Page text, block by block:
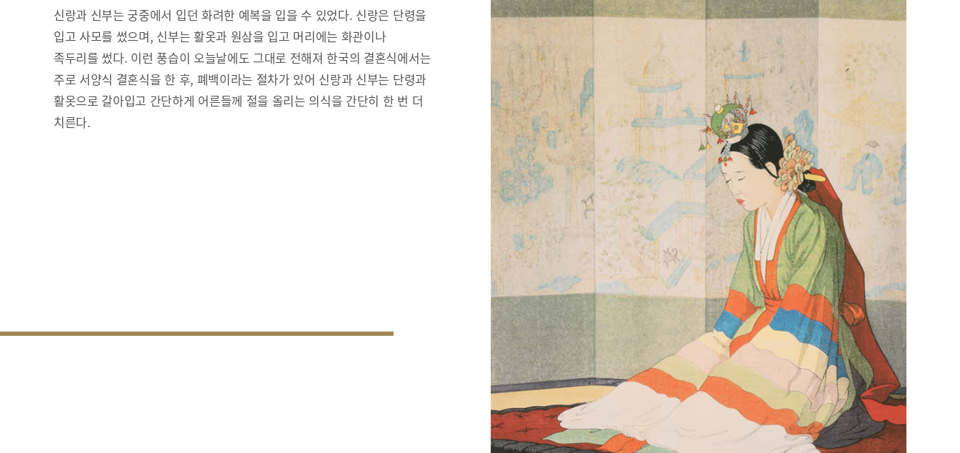
신랑과 신부는 궁중에서 입던 화려한 예복을 입을 수 있었다. 신랑은 단령을
입고 사모를 썼으며, 신부는 활옷과 원삼을 입고 머리에는 화관이나
족두리를 썼다. 이런 풍습이 오늘날에도 그대로 전해져 한국의 결혼식에서는
주로 서양식 결혼식을 한 후, 폐백이라는 절차가 있어 신랑과 신부는 단령과
활옷으로 갈아입고 간단하게 어른들께 절을 올리는 의식을 간단히 한 번 더
치른다.